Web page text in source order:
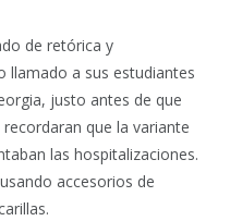
de retórica y
llamado a sus estudiantes
justo antes de que
que la variante
las hospitalizaciones.
accesorios de